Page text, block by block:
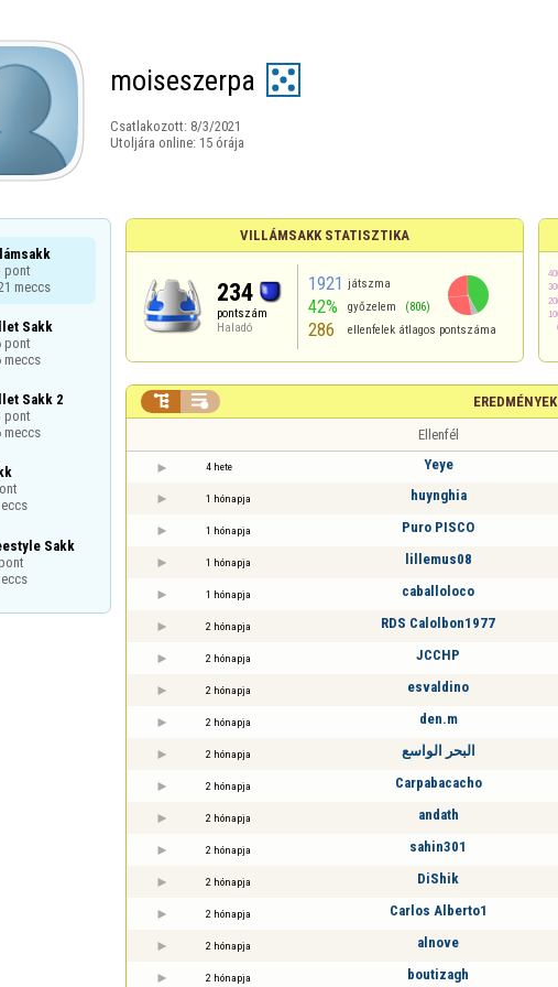
moiseszerpa
Csatlakozott: 8/3/2021
Utoljára online: 15 órája
pont
meccs
Sakk
pont
meccs
Sakk 2
pont
meccs
Sakk
VILLÁMSAKK STATISZTIKA
234
pontszám
Haladó
1921 játszma
42% győzelem (806)
286 ellenfelek átlagos pontszáma
EREDMÉNYEK
 
Ellenfél
4 hete Yeye
1 hónapja huynghia
1 hónapja Puro PISCO
1 hónapja lillemus08
1 hónapja caballoloco
2 hónapja RDS Calolbon1977
2 hónapja JCCHP
2 hónapja esvaldino
2 hónapja den.m
2 hónapja البحر الواسع
2 hónapja Carpabacacho
2 hónapja andath
2 hónapja sahin301
2 hónapja DiShik
2 hónapja Carlos Alberto1
2 hónapja alnove
2 hónapja boutizagh